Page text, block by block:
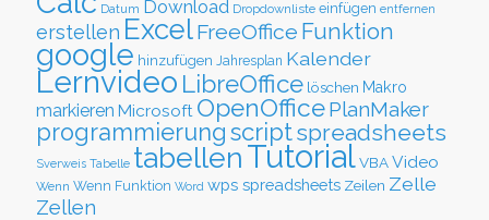
Datum Download Dropdownliste einfügen entfernen
erstellen ExcelFreeOffice Funktion
google hinzufügen Jahresplan Kalender
Lernvideo LibreOffice löschen Makro
markieren Microsoft OpenOfficePlanMaker
programmierung scriptspreadsheets
Sverweis Tabelle tabellenTutorialVBAVideo
Wenn Wenn Funktion Word wps spreadsheets Zeilen Zelle
Zellen